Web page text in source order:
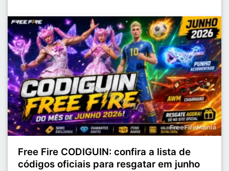
Free Fire CODIGUIN: confira a lista de
códigos oficiais para resgatar em junho